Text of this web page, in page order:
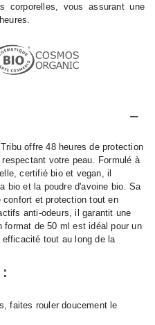
corporelles, vous assurant une
offre 48 heures de protection
votre peau. Formulé à
certifié bio et vegan, il
bio et la poudre d'avoine bio. Sa
et protection tout en
anti-odeurs, il garantit une
format de 50 ml est idéal pour un
tout au long de la
faites rouler doucement le